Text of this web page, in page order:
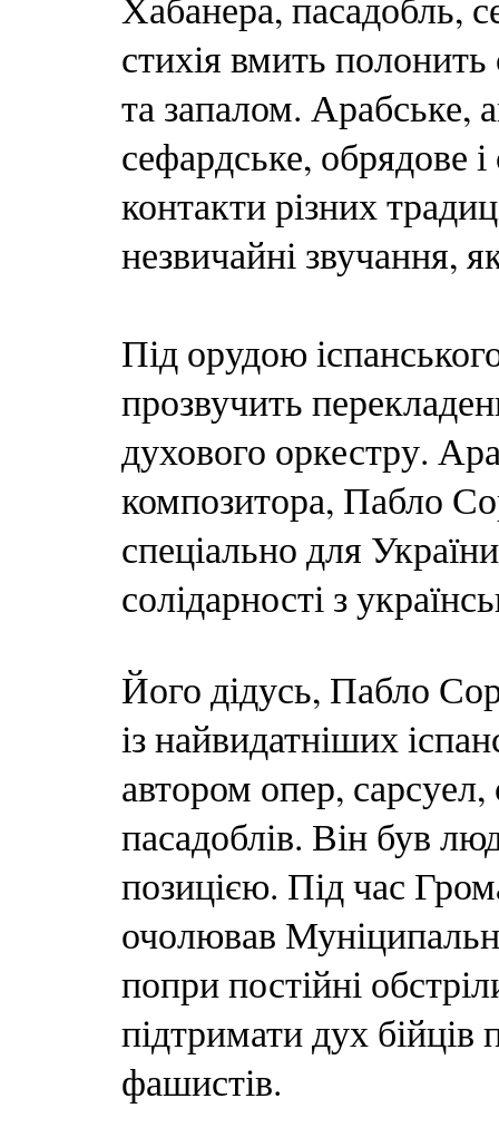
стихія вмить
та запалом. Арабське,
сефардське, обрядове
контакти різних
незвичайні звучання,
Під орудою
прозвучить
духового оркестру.
композитора, Пабло
спеціально для
солідарності з
Його дідусь, Пабло
із найвидатніших
автором опер,
пасадоблів. Він був
позицією. Під час
очолював
попри постійні
підтримати дух
фашистів.